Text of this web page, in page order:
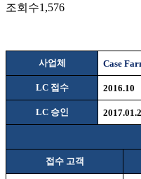
조회수1,576
사업체 Case
LC 접수 2016.10
LC 승인
접수 고객